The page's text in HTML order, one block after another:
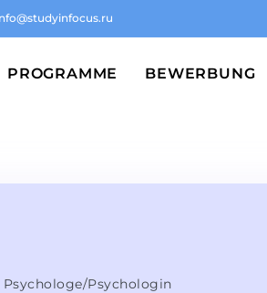
PROGRAMME BEWERBUNG
Psychologe/Psychologin